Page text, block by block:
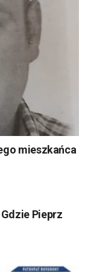
mieszkańca
Pieprz